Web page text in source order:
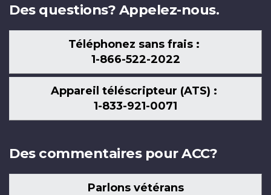
Des questions? Appelez-nous.
Téléphonez sans frais :
1-866-522-2022
Appareil téléscripteur (ATS) :
1-833-921-0071
Des commentaires pour ACC?
Parlons vétérans